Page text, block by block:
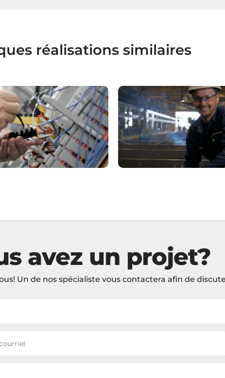
réalisations similaires
de recrutement
HDI
DE RECRUTEMENT
Campagne de
Canam Ponts
CAMPAGNE DE
Groupe Canam
avez un projet?
Un de nos spécialiste vous contactera afin de